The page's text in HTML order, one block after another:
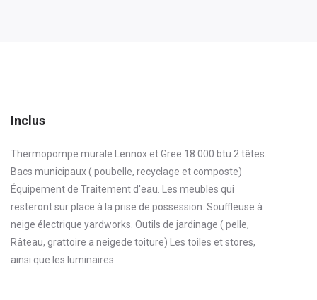
Inclus
Thermopompe murale Lennox et Gree 18 000 btu 2 têtes.
Bacs municipaux ( poubelle, recyclage et composte)
Équipement de Traitement d'eau. Les meubles qui
resteront sur place à la prise de possession. Souffleuse à
neige électrique yardworks. Outils de jardinage ( pelle,
Râteau, grattoire a neigede toiture) Les toiles et stores,
ainsi que les luminaires.